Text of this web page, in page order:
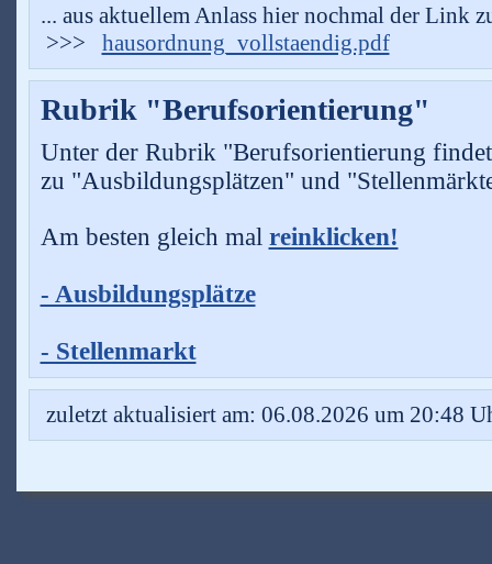
... aus aktuellem Anlass hier nochmal der Link
>>> hausordnung_vollstaendig.pdf
Rubrik "Berufsorientierung"
Unter der Rubrik "Berufsorientierung
zu "Ausbildungsplätzen" und
Am besten gleich mal reinklicken!
- Ausbildungsplätze
- Stellenmarkt
zuletzt aktualisiert am: 06.08.2026 um 20:48